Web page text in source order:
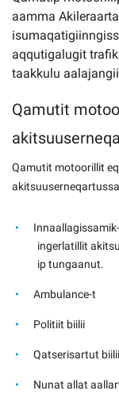
aamma
aqqutigalugit
taakkulu
Qamutit
Qamutit motoorillit
ingerlatillit
ip tungaanut.
Ambulance-t
Politiit biilii
Qatserisartut biilii
Nunat allat